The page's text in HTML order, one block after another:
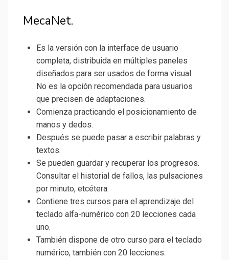
MecaNet.
Es la versión con la interface de usuario
completa, distribuida en múltiples paneles
diseñados para ser usados de forma visual.
No es la opción recomendada para usuarios
que precisen de adaptaciones.
Comienza practicando el posicionamiento de
manos y dedos.
Después se puede pasar a escribir palabras y
textos.
Se pueden guardar y recuperar los progresos.
Consultar el historial de fallos, las pulsaciones
por minuto, etcétera.
Contiene tres cursos para el aprendizaje del
teclado alfa-numérico con 20 lecciones cada
uno.
También dispone de otro curso para el teclado
numérico, también con 20 lecciones.